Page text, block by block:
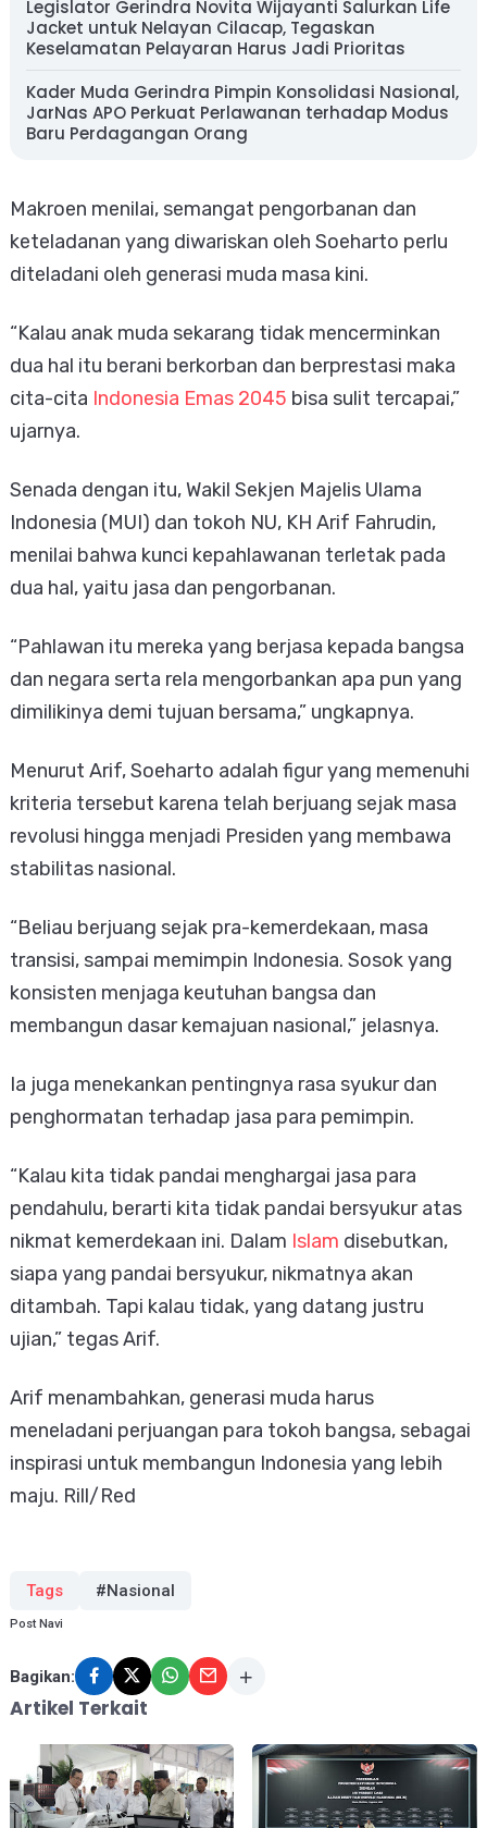
Legislator Gerindra Novita Wijayanti Salurkan Life
Jacket untuk Nelayan Cilacap, Tegaskan
Keselamatan Pelayaran Harus Jadi Prioritas
Kader Muda Gerindra Pimpin Konsolidasi Nasional,
JarNas APO Perkuat Perlawanan terhadap Modus
Baru Perdagangan Orang
Makroen menilai, semangat pengorbanan dan
keteladanan yang diwariskan oleh Soeharto perlu
diteladani oleh generasi muda masa kini.
“Kalau anak muda sekarang tidak mencerminkan
dua hal itu berani berkorban dan berprestasi maka
cita-cita Indonesia Emas 2045 bisa sulit tercapai,”
ujarnya.
Senada dengan itu, Wakil Sekjen Majelis Ulama
Indonesia (MUI) dan tokoh NU, KH Arif Fahrudin,
menilai bahwa kunci kepahlawanan terletak pada
dua hal, yaitu jasa dan pengorbanan.
“Pahlawan itu mereka yang berjasa kepada bangsa
dan negara serta rela mengorbankan apa pun yang
dimilikinya demi tujuan bersama,” ungkapnya.
Menurut Arif, Soeharto adalah figur yang memenuhi
kriteria tersebut karena telah berjuang sejak masa
revolusi hingga menjadi Presiden yang membawa
stabilitas nasional.
“Beliau berjuang sejak pra-kemerdekaan, masa
transisi, sampai memimpin Indonesia. Sosok yang
konsisten menjaga keutuhan bangsa dan
membangun dasar kemajuan nasional,” jelasnya.
Ia juga menekankan pentingnya rasa syukur dan
penghormatan terhadap jasa para pemimpin.
“Kalau kita tidak pandai menghargai jasa para
pendahulu, berarti kita tidak pandai bersyukur atas
nikmat kemerdekaan ini. Dalam Islam disebutkan,
siapa yang pandai bersyukur, nikmatnya akan
ditambah. Tapi kalau tidak, yang datang justru
ujian,” tegas Arif.
Arif menambahkan, generasi muda harus
meneladani perjuangan para tokoh bangsa, sebagai
inspirasi untuk membangun Indonesia yang lebih
maju. Rill/Red
Tags #Nasional
Post Navi
Bagikan:
Artikel Terkait